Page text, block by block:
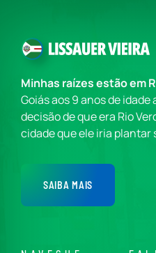
Minhas raízes estão em
Goiás aos 9 anos de
decisão de que era Rio
cidade que ele iria plantar
SAIBA MAIS